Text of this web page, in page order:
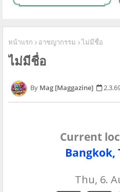
หน้าแรก อาชญากรรม ไม่มีชื่อ
ไม่มีชื่อ
Mag [Maggazine]
Current
Bangkok,